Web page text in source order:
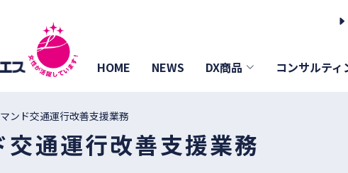
HOME NEWS DX商品 コンサルティ
ンド交通運行改善支援業務
通運行改善支援業務